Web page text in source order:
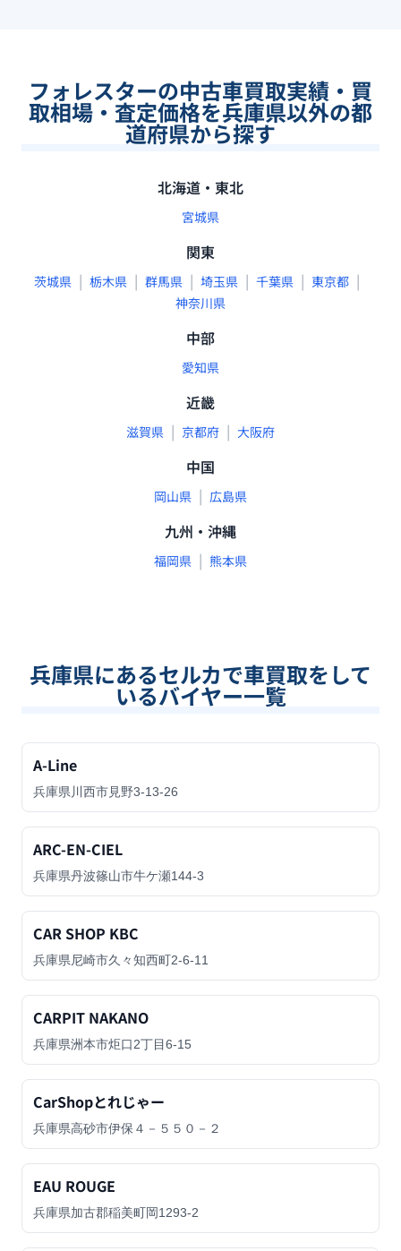
フォレスターの中古車買取実績・買
取相場・査定価格を兵庫県以外の都
道府県から探す
北海道・東北
宮城県
関東
茨城県 | 栃木県 | 群馬県 | 埼玉県 | 千葉県 | 東京都 |
神奈川県
中部
愛知県
近畿
滋賀県 | 京都府 | 大阪府
中国
岡山県 | 広島県
九州・沖縄
福岡県 | 熊本県
兵庫県にあるセルカで車買取をして
いるバイヤー一覧
A-Line
兵庫県川西市見野3-13-26
ARC-EN-CIEL
兵庫県丹波篠山市牛ケ瀬144-3
CAR SHOP KBC
兵庫県尼崎市久々知西町2-6-11
CARPIT NAKANO
兵庫県洲本市炬口2丁目6-15
CarShopとれじゃー
兵庫県高砂市伊保４－５５０－２
EAU ROUGE
兵庫県加古郡稲美町岡1293-2